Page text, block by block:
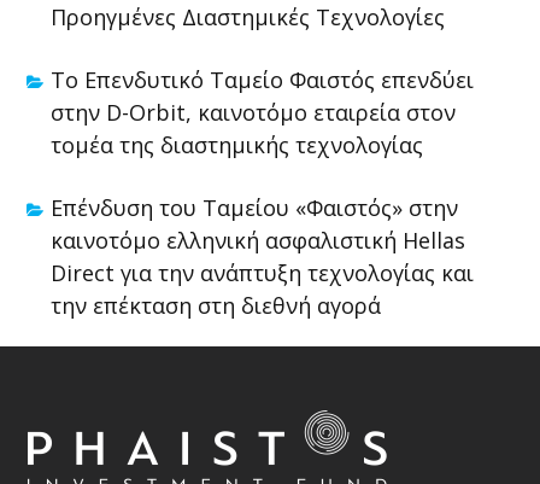
Προηγμένες Διαστημικές Τεχνολογίες
Το Επενδυτικό Ταμείο Φαιστός επενδύει
στην D-Orbit, καινοτόμο εταιρεία στον
τομέα της διαστημικής τεχνολογίας
Επένδυση του Ταμείου «Φαιστός» στην
καινοτόμο ελληνική ασφαλιστική Hellas
Direct για την ανάπτυξη τεχνολογίας και
την επέκταση στη διεθνή αγορά